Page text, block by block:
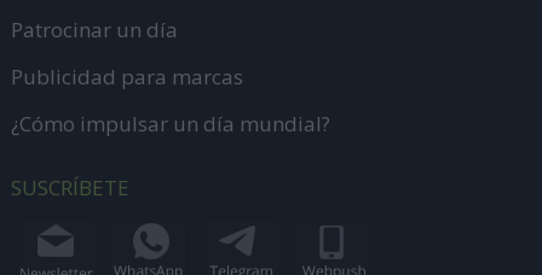
Patrocinar un día
Publicidad para marcas
¿Cómo impulsar un día mundial?
SUSCRÍBETE